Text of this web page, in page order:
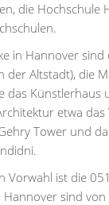
die Hochschule
in Hannover
der Altstadt), die
das
etwa
Tower und
Vorwahl ist die
Hannover sind